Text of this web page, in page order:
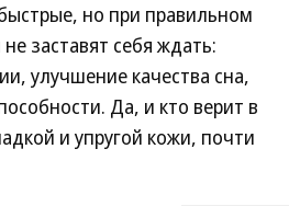
но при правильном
заставят себя ждать:
улучшение качества сна,
Да, и кто верит в
и упругой кожи, почти